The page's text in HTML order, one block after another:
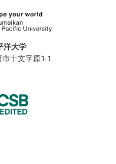
洋大学
十文字原1-1